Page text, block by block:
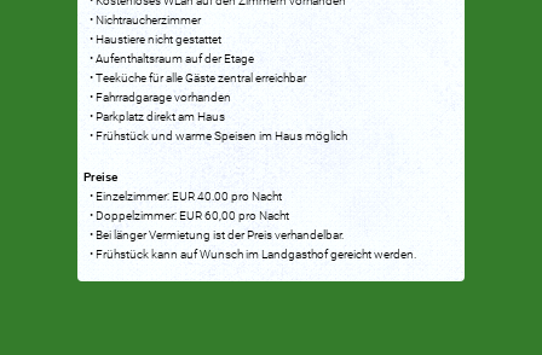
Nichtraucherzimmer
Haustiere nicht gestattet
Aufenthaltsraum auf der Etage
Teeküche für alle Gäste zentral erreichbar
Fahrradgarage vorhanden
Parkplatz direkt am Haus
Frühstück und warme Speisen im Haus möglich
Preise
Einzelzimmer: EUR 40.00 pro Nacht
Doppelzimmer: EUR 60,00 pro Nacht
Bei länger Vermietung ist der Preis verhandelbar.
Frühstück kann auf Wunsch im Landgasthof gereicht werden.